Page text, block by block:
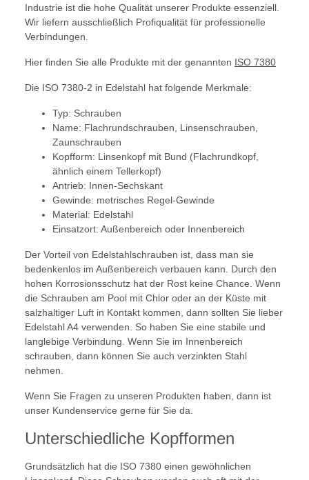
Industrie ist die hohe Qualität unserer Produkte essenziell.
Wir liefern ausschließlich Profiqualität für professionelle
Verbindungen.
Hier finden Sie alle Produkte mit der genannten ISO 7380
Die ISO 7380-2 in Edelstahl hat folgende Merkmale:
Typ: Schrauben
Name: Flachrundschrauben, Linsenschrauben,
Zaunschrauben
Kopfform: Linsenkopf mit Bund (Flachrundkopf,
ähnlich einem Tellerkopf)
Antrieb: Innen-Sechskant
Gewinde: metrisches Regel-Gewinde
Material: Edelstahl
Einsatzort: Außenbereich oder Innenbereich
Der Vorteil von Edelstahlschrauben ist, dass man sie
bedenkenlos im Außenbereich verbauen kann. Durch den
hohen Korrosionsschutz hat der Rost keine Chance. Wenn
die Schrauben am Pool mit Chlor oder an der Küste mit
salzhaltiger Luft in Kontakt kommen, dann sollten Sie lieber
Edelstahl A4 verwenden. So haben Sie eine stabile und
langlebige Verbindung. Wenn Sie im Innenbereich
schrauben, dann können Sie auch verzinkten Stahl
nehmen.
Wenn Sie Fragen zu unseren Produkten haben, dann ist
unser Kundenservice gerne für Sie da.
Unterschiedliche Kopfformen
Grundsätzlich hat die ISO 7380 einen gewöhnlichen